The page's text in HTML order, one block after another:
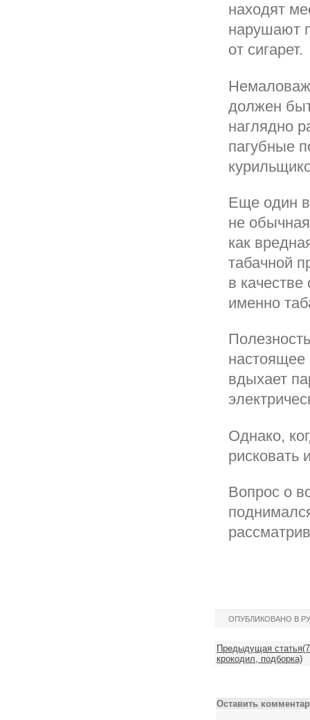
находят
нарушают
от сигарет.
должен
наглядно
пагубные
Еще один
не
как
табачной
в
именно
настоящее
вдыхает
Однако,
рисковать
Вопрос о
ОПУБЛИКОВАНО В
Предыдущая
крокодил, подборка)
Оставить